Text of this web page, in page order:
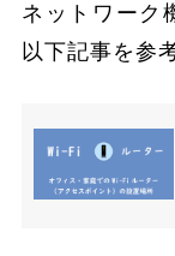
ネットワーク
以下記事を参